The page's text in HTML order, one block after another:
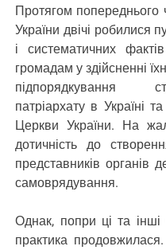
Протягом
України двічі робилися
і систематичних
громадам у здійсненні
підпорядкування
патріархату в Україні
Церкви України. На
дотичність до
представників органів
самоврядування.
Однак, попри ці та інші
практика